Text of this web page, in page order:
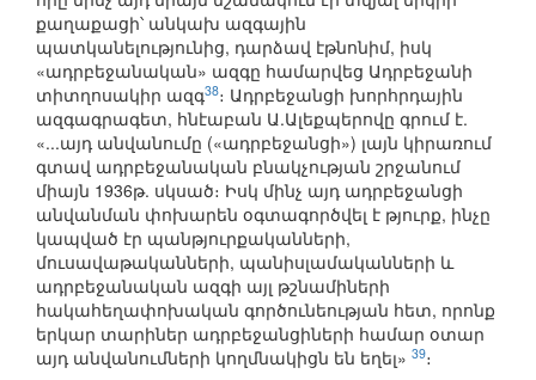
քաղաքացի՝ անկախ ազգային
պատկանելությունից, դարձավ էթնոնիմ, իսկ
«ադրբեջանական» ազգը համարվեց Ադրբեջանի
տիտղոսակիր ազգ38։ Ադրբեջանցի խորհրդային
ազգագրագետ, հնէաբան Ա.Ալեքպերովը գրում է.
«...այդ անվանումը («ադրբեջանցի») լայն կիրառում
գտավ ադրբեջանական բնակչության շրջանում
միայն 1936թ. սկսած։ Իսկ մինչ այդ ադրբեջանցի
անվանման փոխարեն օգտագործվել է թյուրք, ինչը
կապված էր պանթյուրքականների,
մուսավաթականների, պանիսլամականների և
ադրբեջանական ազգի այլ թշնամիների
հակահեղափոխական գործունեության հետ, որոնք
երկար տարիներ ադրբեջանցիների համար օտար
այդ անվանումների կողմնակիցն են եղել» 39։